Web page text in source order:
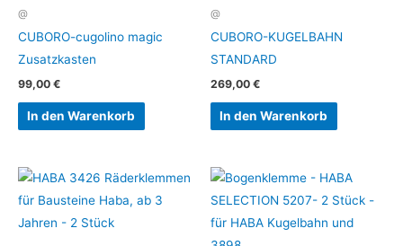
@
CUBORO-cugolino magic
Zusatzkasten
99,00 €
In den Warenkorb
@
CUBORO-KUGELBAHN
STANDARD
269,00 €
In den Warenkorb